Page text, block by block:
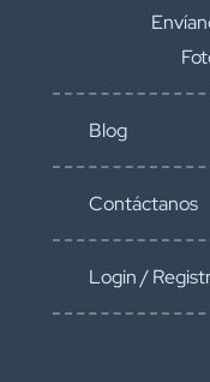
Blog
Contáctanos
Login /